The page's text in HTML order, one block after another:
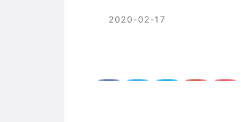
2020-02-17